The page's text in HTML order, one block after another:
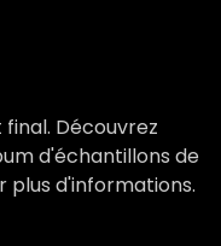
Découvrez
d'échantillons de
plus d'informations.